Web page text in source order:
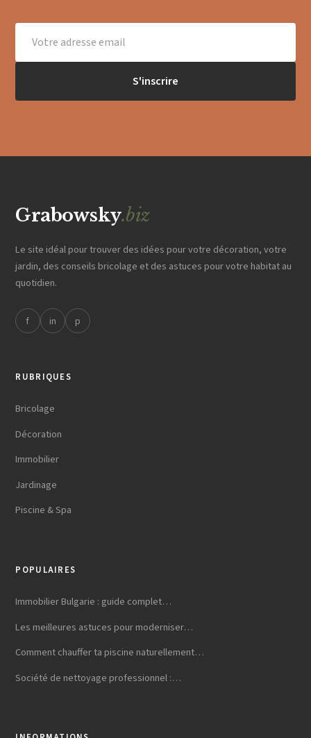
S'inscrire
Grabowsky.biz
Le site idéal pour trouver des idées pour votre décoration, votre
jardin, des conseils bricolage et des astuces pour votre habitat au
quotidien.
f in p
RUBRIQUES
Bricolage
Décoration
Immobilier
Jardinage
Piscine & Spa
POPULAIRES
Immobilier Bulgarie : guide complet…
Les meilleures astuces pour moderniser…
Comment chauffer ta piscine naturellement…
Société de nettoyage professionnel :…